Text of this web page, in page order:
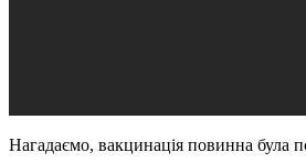
Нагадаємо, вакцинація повинна була